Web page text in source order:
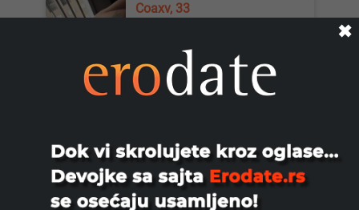
Coaxv, 33
Zelim zene ili Par Jebem jebacu
Vladičin Han
NO LIMIT PARTY Svake subote od 22h
swing party u spa apartmanu Dobro
dosli su parovi,solo dame i...
Beograd
✖